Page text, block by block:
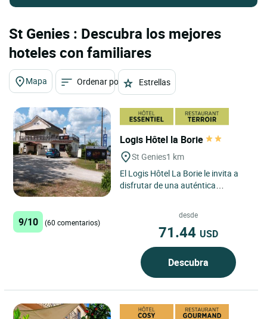
St Genies : Descubra los mejores
hoteles con familiares
Mapa Ordenar por Estrellas
Logis Hôtel la Borie
St Genies1 km
El Logis Hôtel La Borie le invita a
disfrutar de una auténtica
9/10 (60 comentarios)
desde
71.44 USD
Descubra